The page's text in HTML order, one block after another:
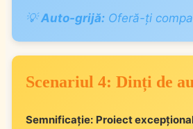
💡Auto-grijă: Oferă-ți
Scenariul 4: Dinți de
Semnificație: Proiect